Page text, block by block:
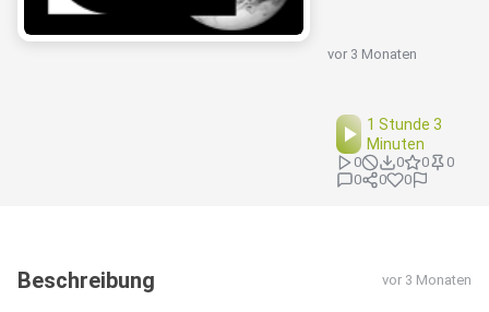
vor 3 Monaten
1 Stunde 3
Minuten
0 0 0
0
0
0 0
Beschreibung vor 3 Monaten